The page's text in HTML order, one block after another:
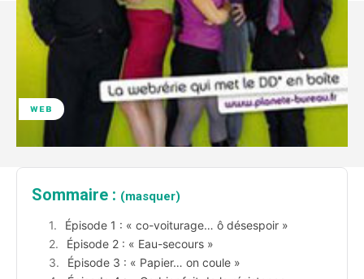
WEB
Sommaire : (masquer)
Épisode 1 : « co-voiturage… ô désespoir »
Épisode 2 : « Eau-secours »
Épisode 3 : « Papier… on coule »